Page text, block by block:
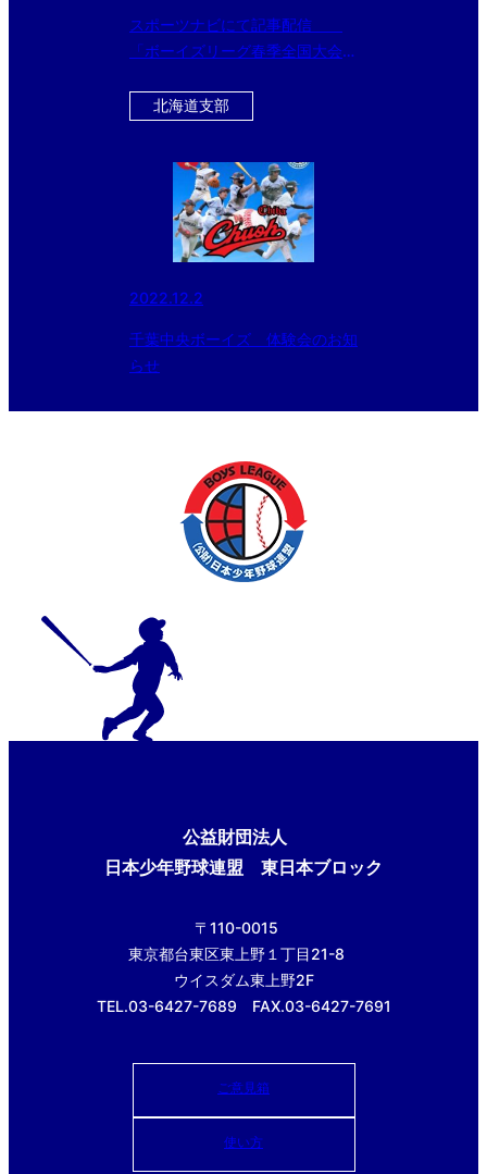
スポーツナビにて記事配信
「ボーイズリーグ春季全国大会の
社・横田社長が 『ドナルド・マ
北海道支部
2022.12.2
千葉中央ボーイズ 体験会のお知
らせ
公益財団法人
日本少年野球連盟 東日本ブロック
〒110-0015
東京都台東区東上野１丁目21-8
ウイスダム東上野2F
TEL.03-6427-7689 FAX.03-6427-7691
ご意見箱
使い方